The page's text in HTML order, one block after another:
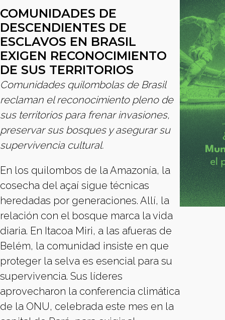
COMUNIDADES DE
DESCENDIENTES DE
ESCLAVOS EN BRASIL
EXIGEN RECONOCIMIENTO
DE SUS TERRITORIOS
Comunidades quilombolas de Brasil
reclaman el reconocimiento pleno de
sus territorios para frenar invasiones,
preservar sus bosques y asegurar su
supervivencia cultural.
En los quilombos de la Amazonía, la
cosecha del açaí sigue técnicas
heredadas por generaciones. Allí, la
relación con el bosque marca la vida
diaria. En Itacoa Miri, a las afueras de
Belém, la comunidad insiste en que
proteger la selva es esencial para su
supervivencia. Sus líderes
aprovecharon la conferencia climática
de la ONU, celebrada este mes en la